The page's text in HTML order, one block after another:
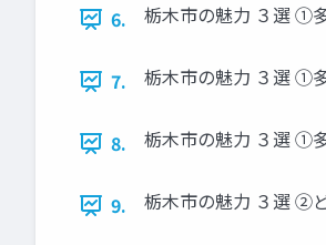
6. 栃木市の魅力 ３選 ①
7. 栃木市の魅力 ３選 ①
8. 栃木市の魅力 ３選 ①
9. 栃木市の魅力 ３選 ②